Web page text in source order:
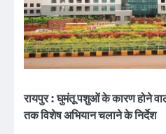
रायपुर : घुमंतू पशुओं के कारण होने
तक विशेष अभियान चलाने के निर्देश